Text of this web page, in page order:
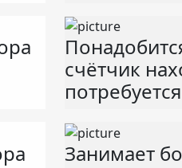
счётчик
Занимает